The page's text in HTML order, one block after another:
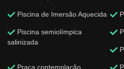
Piscina de Imersão Aquecida
Piscina semiolímpica
salinizada
Praça contemplação